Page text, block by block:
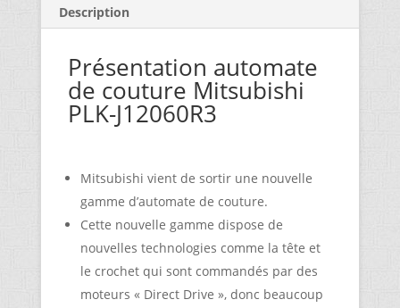
Description
Présentation automate
de couture Mitsubishi
PLK-J12060R3
Mitsubishi vient de sortir une nouvelle
gamme d’automate de couture.
Cette nouvelle gamme dispose de
nouvelles technologies comme la tête et
le crochet qui sont commandés par des
moteurs « Direct Drive », donc beaucoup